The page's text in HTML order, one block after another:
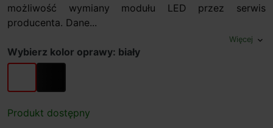
możliwość wymiany modułu LED przez serwis
producenta. Dane...
Więcej expand_more
Wybierz kolor oprawy: biały
biały czarny
Produkt dostępny